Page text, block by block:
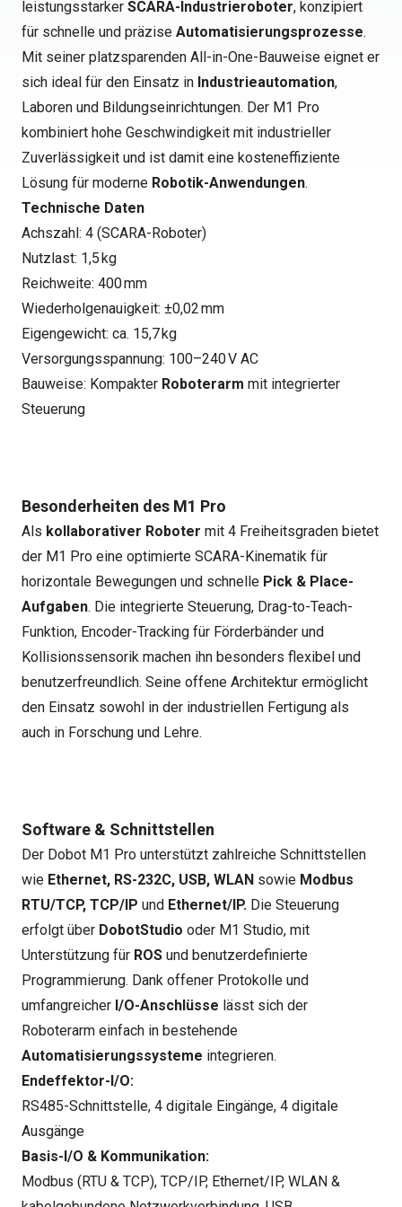
leistungsstarker SCARA-Industrieroboter, konzipiert
für schnelle und präzise Automatisierungsprozesse.
Mit seiner platzsparenden All-in-One-Bauweise eignet er
sich ideal für den Einsatz in Industrieautomation,
Laboren und Bildungseinrichtungen. Der M1 Pro
kombiniert hohe Geschwindigkeit mit industrieller
Zuverlässigkeit und ist damit eine kosteneffiziente
Lösung für moderne Robotik-Anwendungen.
Technische Daten
Achszahl: 4 (SCARA-Roboter)
Nutzlast: 1,5 kg
Reichweite: 400 mm
Wiederholgenauigkeit: ±0,02 mm
Eigengewicht: ca. 15,7 kg
Versorgungsspannung: 100–240 V AC
Bauweise: Kompakter Roboterarm mit integrierter
Steuerung
Besonderheiten des M1 Pro
Als kollaborativer Roboter mit 4 Freiheitsgraden bietet
der M1 Pro eine optimierte SCARA-Kinematik für
horizontale Bewegungen und schnelle Pick & Place-
Aufgaben. Die integrierte Steuerung, Drag-to-Teach-
Funktion, Encoder-Tracking für Förderbänder und
Kollisionssensorik machen ihn besonders flexibel und
benutzerfreundlich. Seine offene Architektur ermöglicht
den Einsatz sowohl in der industriellen Fertigung als
auch in Forschung und Lehre.
Software & Schnittstellen
Der Dobot M1 Pro unterstützt zahlreiche Schnittstellen
wie Ethernet, RS-232C, USB, WLAN sowie Modbus
RTU/TCP, TCP/IP und Ethernet/IP. Die Steuerung
erfolgt über DobotStudio oder M1 Studio, mit
Unterstützung für ROS und benutzerdefinierte
Programmierung. Dank offener Protokolle und
umfangreicher I/O-Anschlüsse lässt sich der
Roboterarm einfach in bestehende
Automatisierungssysteme integrieren.
Endeffektor-I/O:
RS485-Schnittstelle, 4 digitale Eingänge, 4 digitale
Ausgänge
Basis-I/O & Kommunikation:
Modbus (RTU & TCP), TCP/IP, Ethernet/IP, WLAN &